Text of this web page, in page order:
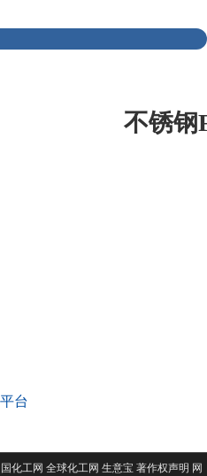
不锈钢
台
化工网 全球化工网 生意宝 著作权声明 网